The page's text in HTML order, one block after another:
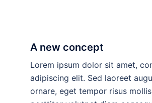
A new concept
Lorem ipsum dolor sit amet,
adipiscing elit. Sed laoreet
ornare, eget tempor risus